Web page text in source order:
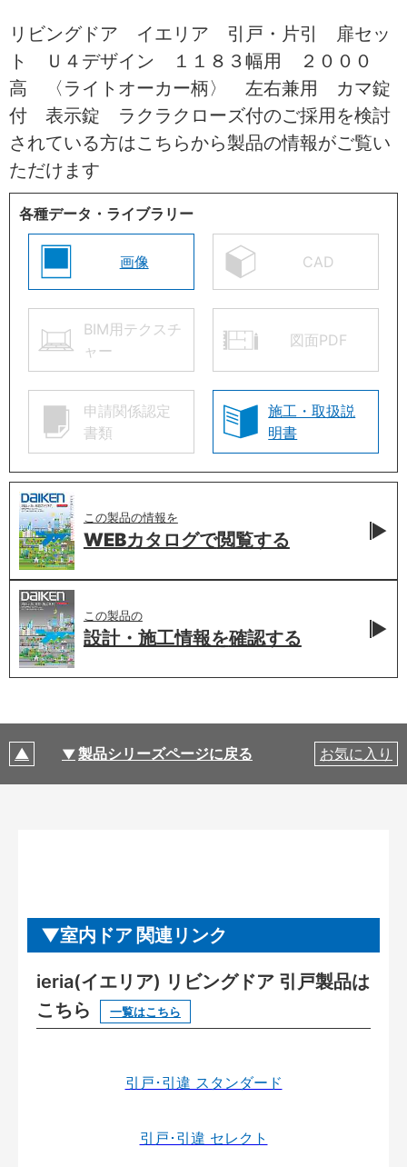
リビングドア イエリア 引戸・片引 扉セッ
ト Ｕ４デザイン １１８３幅用 ２０００
高 〈ライトオーカー柄〉 左右兼用 カマ錠
付 表示錠 ラクラクローズ付のご採用を検討
されている方はこちらから製品の情報がご覧い
ただけます
各種データ・ライブラリー
画像 CAD
BIM用テクスチ
ャー
図面PDF
申請関係認定
書類
施工・取扱説
明書
この製品の情報を
WEBカタログで閲覧する
この製品の
設計・施工情報を確認する
製品シリーズページに戻る お気に入り
室内ドア 関連リンク
ieria(イエリア) リビングドア 引戸製品は
こちら
一覧はこちら
引戸･引違 スタンダード
引戸･引違 セレクト